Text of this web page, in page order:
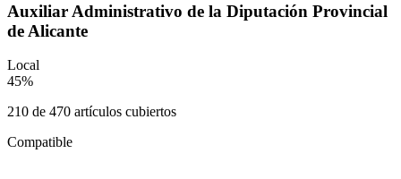
Auxiliar Administrativo de la Diputación Provincial
de Alicante
Local
45%
210 de 470 artículos cubiertos
Compatible